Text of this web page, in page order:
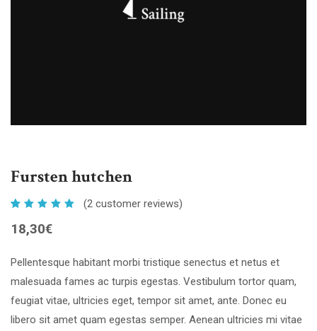
Fursten hutchen
2 (2 customer reviews)
18,30€
Pellentesque habitant morbi tristique senectus et netus et
malesuada fames ac turpis egestas. Vestibulum tortor quam,
feugiat vitae, ultricies eget, tempor sit amet, ante. Donec eu
libero sit amet quam egestas semper. Aenean ultricies mi vitae